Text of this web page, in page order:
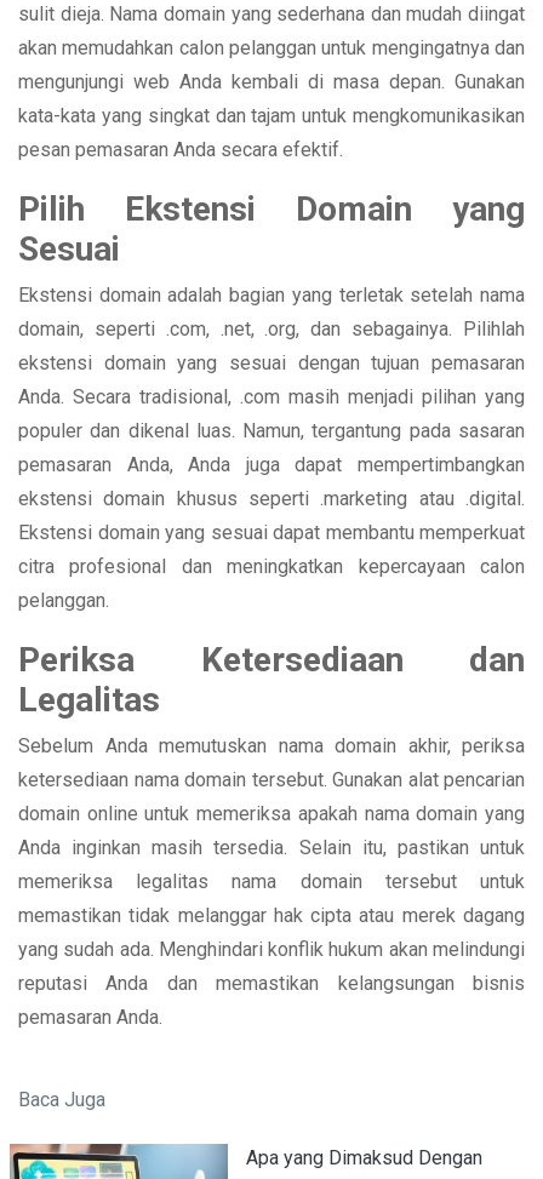
sulit dieja. Nama domain yang sederhana dan mudah diingat
akan memudahkan calon pelanggan untuk mengingatnya dan
mengunjungi web Anda kembali di masa depan. Gunakan
kata-kata yang singkat dan tajam untuk mengkomunikasikan
pesan pemasaran Anda secara efektif.
Pilih Ekstensi Domain yang
Sesuai
Ekstensi domain adalah bagian yang terletak setelah nama
domain, seperti .com, .net, .org, dan sebagainya. Pilihlah
ekstensi domain yang sesuai dengan tujuan pemasaran
Anda. Secara tradisional, .com masih menjadi pilihan yang
populer dan dikenal luas. Namun, tergantung pada sasaran
pemasaran Anda, Anda juga dapat mempertimbangkan
ekstensi domain khusus seperti .marketing atau .digital.
Ekstensi domain yang sesuai dapat membantu memperkuat
citra profesional dan meningkatkan kepercayaan calon
pelanggan.
Periksa Ketersediaan dan
Legalitas
Sebelum Anda memutuskan nama domain akhir, periksa
ketersediaan nama domain tersebut. Gunakan alat pencarian
domain online untuk memeriksa apakah nama domain yang
Anda inginkan masih tersedia. Selain itu, pastikan untuk
memeriksa legalitas nama domain tersebut untuk
memastikan tidak melanggar hak cipta atau merek dagang
yang sudah ada. Menghindari konflik hukum akan melindungi
reputasi Anda dan memastikan kelangsungan bisnis
pemasaran Anda.
Baca Juga
Apa yang Dimaksud Dengan